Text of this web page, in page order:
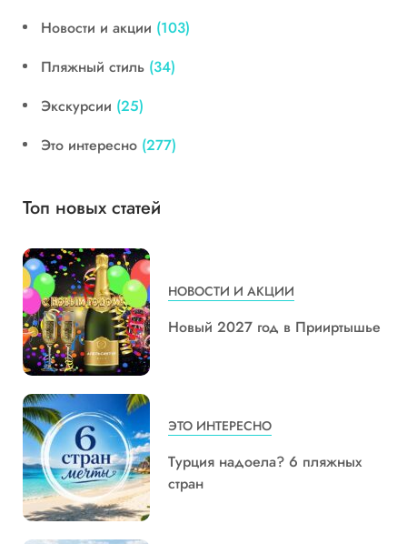
Новости и акции (103)
Пляжный стиль (34)
Экскурсии (25)
Это интересно (277)
Топ новых статей
НОВОСТИ И АКЦИИ
Новый 2027 год в Прииртышье
ЭТО ИНТЕРЕСНО
Турция надоела? 6 пляжных
стран